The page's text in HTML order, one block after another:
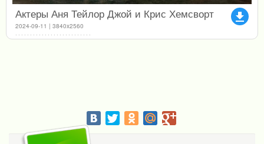
file_download
Актеры Аня Тейлор Джой и Крис Хемсворт
2024-09-11 | 3840x2560